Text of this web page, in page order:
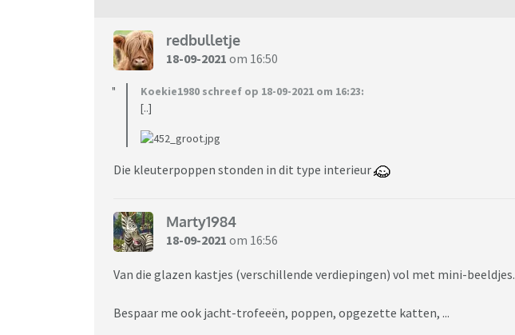
redbulletje
18-09-2021 om 16:50
Koekie1980 schreef op 18-09-2021 om 16:23:
[..]
Die kleuterpoppen stonden in dit type interieur
Marty1984
18-09-2021 om 16:56
Van die glazen kastjes (verschillende verdiepingen) vol met mini-beeldjes.
Bespaar me ook jacht-trofeeën, poppen, opgezette katten, ...